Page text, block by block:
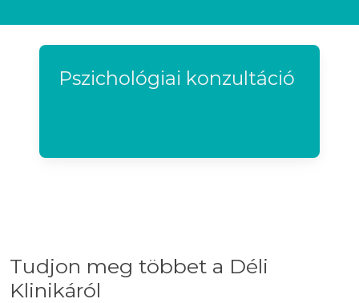
Pszichológiai konzultáció
Tudjon meg többet a Déli
Klinikáról